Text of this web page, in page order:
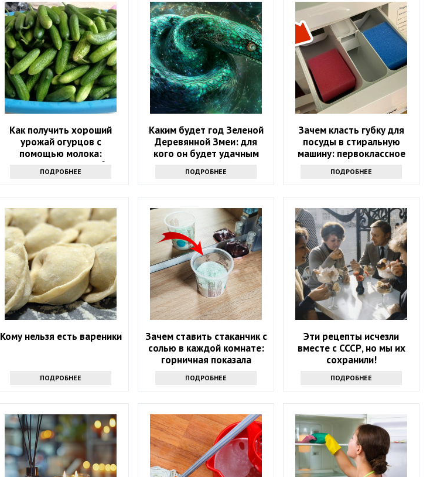
Как получить хороший
урожай огурцов с
помощью молока:
интересный способ
ПОДРОБНЕЕ
Каким будет год Зеленой
Деревянной Змеи: для
кого он будет удачным
ПОДРОБНЕЕ
Зачем класть губку для
посуды в стиральную
машину: первоклассное
ПОДРОБНЕЕ
Кому нельзя есть вареники
ПОДРОБНЕЕ
Зачем ставить стаканчик с
солью в каждой комнате:
горничная показала
ПОДРОБНЕЕ
Эти рецепты исчезли
вместе с СССР, но мы их
сохранили!
ПОДРОБНЕЕ